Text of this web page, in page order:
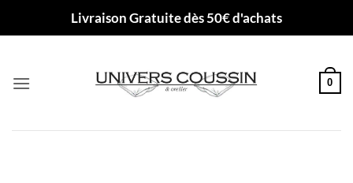
Livraison Gratuite dès 50€ d'achats
0